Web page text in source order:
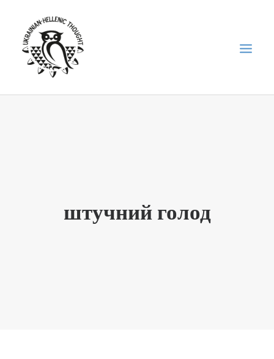
“ВІСНИК”/”ΑΓΓΕΛΙΑΦΌΡΟΣ”
штучний голод